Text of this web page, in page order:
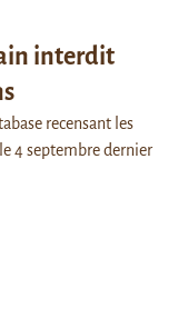
interdit
recensant les
4 septembre dernier